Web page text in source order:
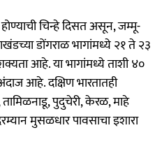
चिन्हे दिसत असून, जम्मू-
डोंगराळ भागांमध्ये २१ ते २३
आहे. या भागांमध्ये ताशी ४०
आहे. दक्षिण भारतातही
पुदुचेरी, केरळ, माहे
मुसळधार पावसाचा इशारा